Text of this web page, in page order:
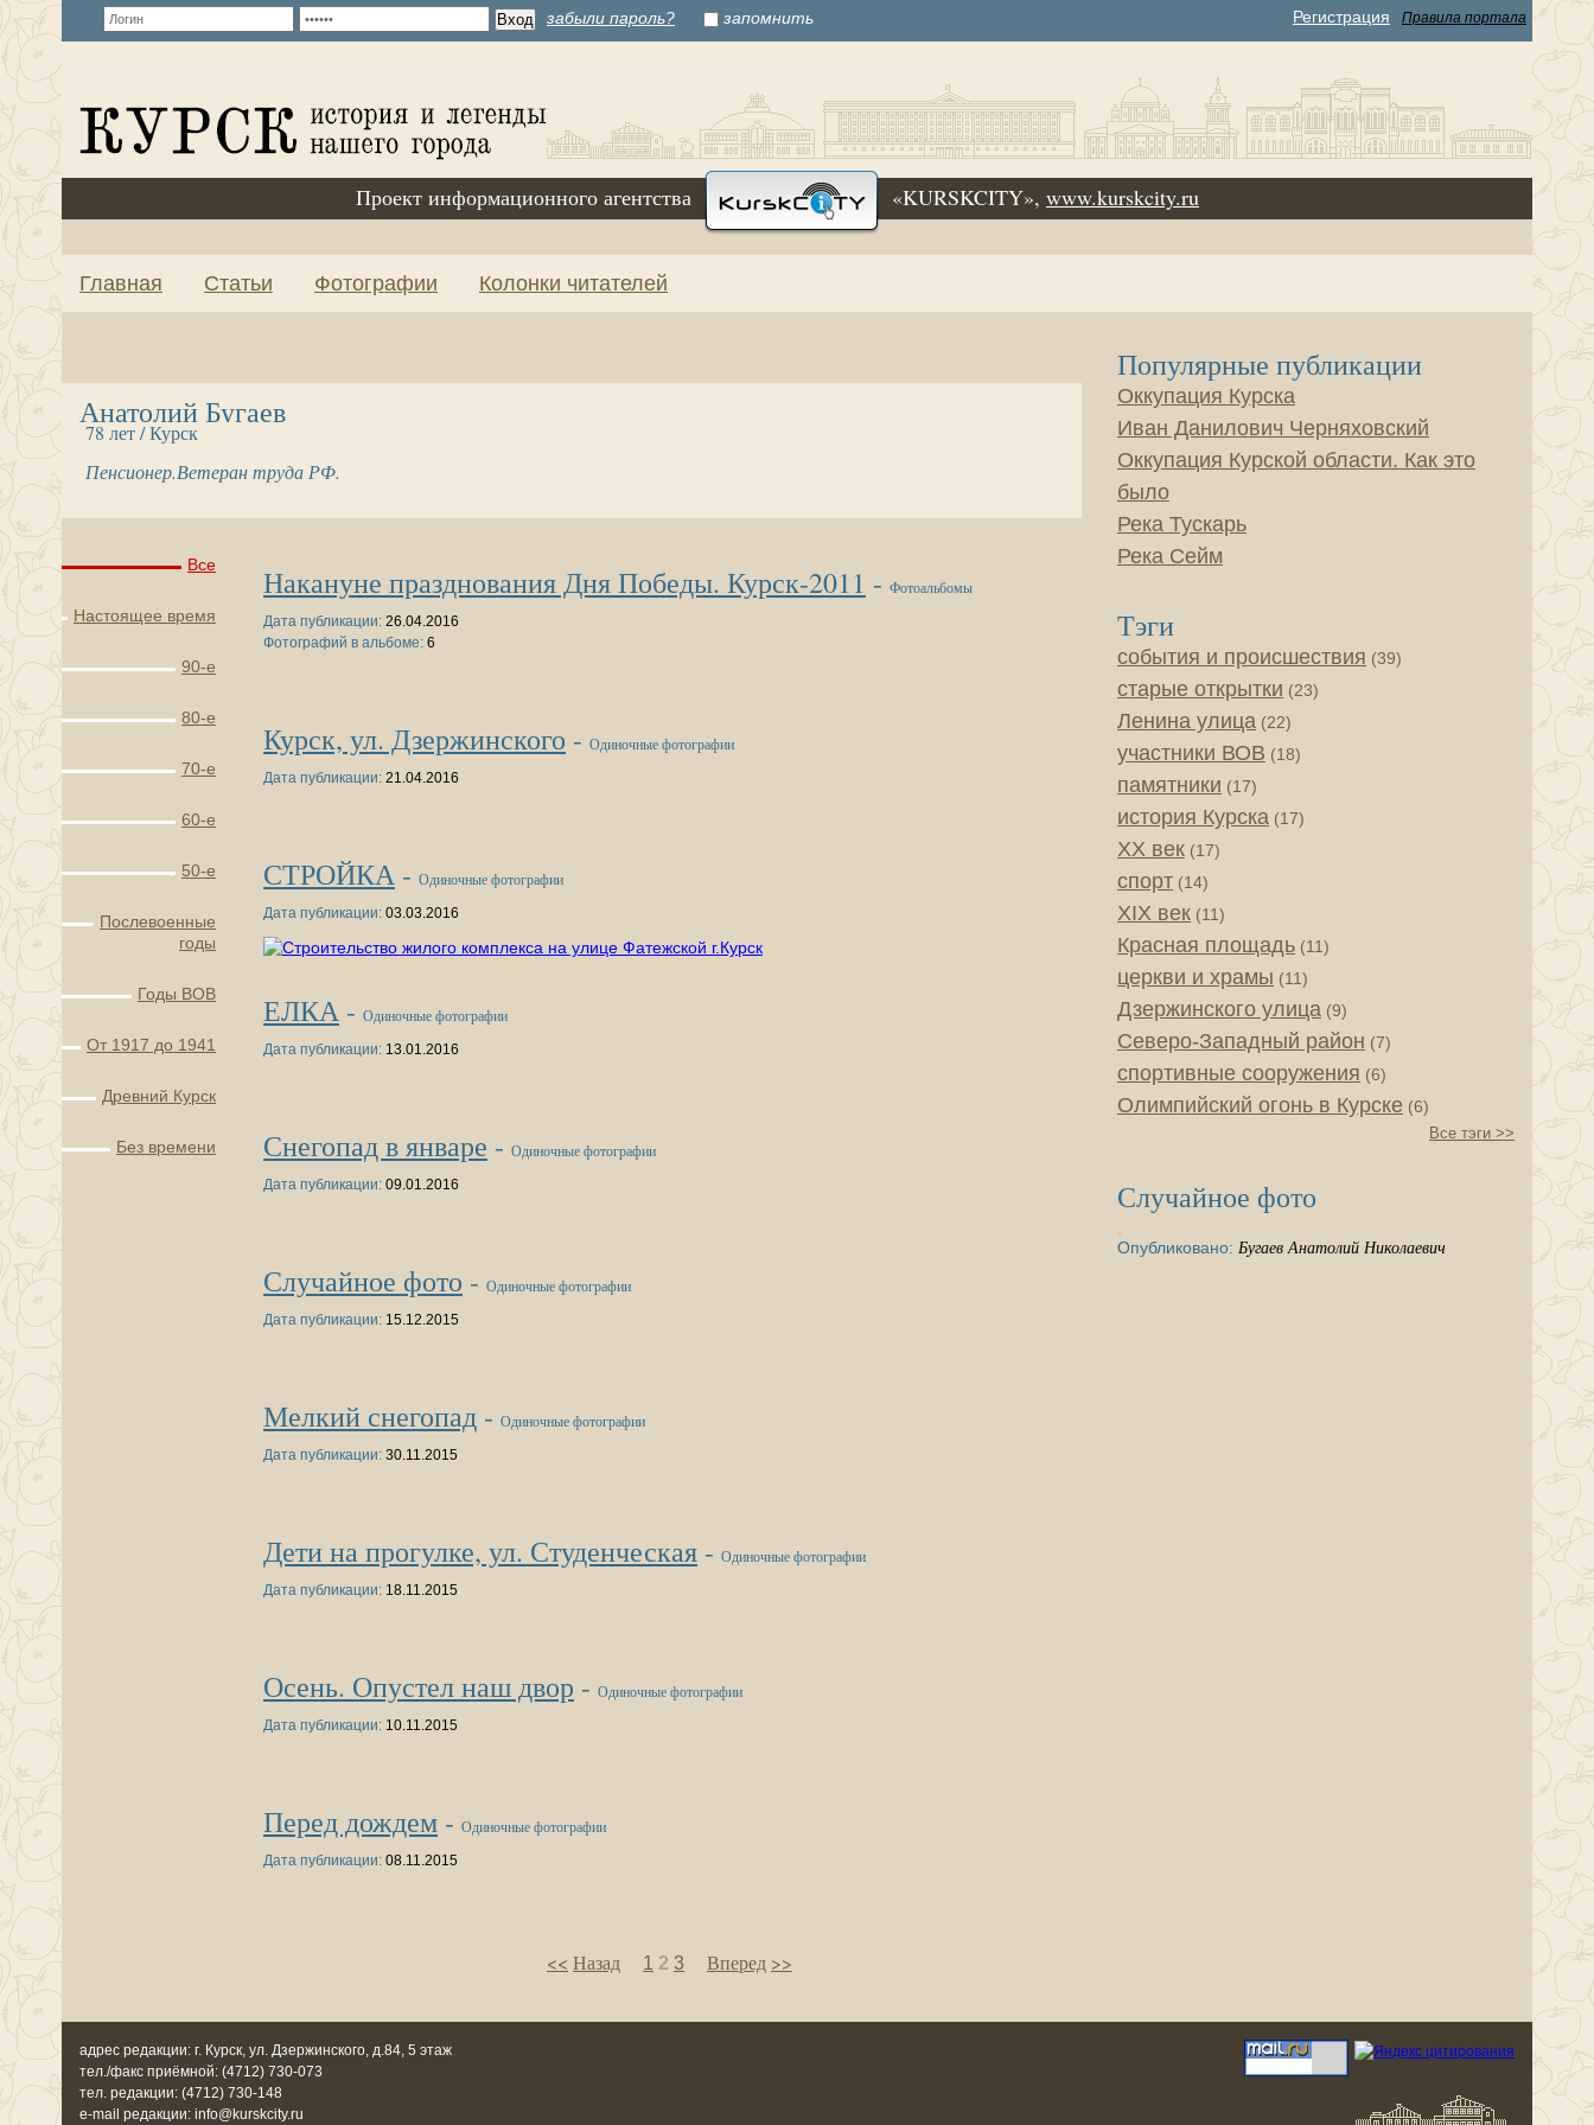
забыли пароль? запомнить Регистрация Правила портала
Проект информационного агентства «KURSKCITY», www.kurskcity.ru
Главная Статьи Фотографии Колонки читателей
Анатолий Бугаев
78 лет / Курск
Пенсионер.Ветеран труда РФ.
Все
Настоящее время
90-е
80-е
70-е
60-е
50-е
Послевоенные
годы
Годы ВОВ
От 1917 до 1941
Древний Курск
Без времени
Накануне празднования Дня Победы. Курск-2011 - Фотоальбомы
Дата публикации: 26.04.2016
Фотографий в альбоме: 6
Курск, ул. Дзержинского - Одиночные фотографии
Дата публикации: 21.04.2016
СТРОЙКА - Одиночные фотографии
Дата публикации: 03.03.2016
ЕЛКА - Одиночные фотографии
Дата публикации: 13.01.2016
Снегопад в январе - Одиночные фотографии
Дата публикации: 09.01.2016
Случайное фото - Одиночные фотографии
Дата публикации: 15.12.2015
Мелкий снегопад - Одиночные фотографии
Дата публикации: 30.11.2015
Дети на прогулке, ул. Студенческая - Одиночные фотографии
Дата публикации: 18.11.2015
Осень. Опустел наш двор - Одиночные фотографии
Дата публикации: 10.11.2015
Перед дождем - Одиночные фотографии
Дата публикации: 08.11.2015
<< Назад 1 2 3 Вперед >>
Популярные публикации
Оккупация Курска
Иван Данилович Черняховский
Оккупация Курской области. Как это
было
Река Тускарь
Река Сейм
Тэги
события и происшествия (39)
старые открытки (23)
Ленина улица (22)
участники ВОВ (18)
памятники (17)
история Курска (17)
XX век (17)
спорт (14)
XIX век (11)
Красная площадь (11)
церкви и храмы (11)
Дзержинского улица (9)
Северо-Западный район (7)
спортивные сооружения (6)
Олимпийский огонь в Курске (6)
Все тэги >>
Случайное фото
Опубликовано: Бугаев Анатолий Николаевич
адрес редакции: г. Курск, ул. Дзержинского, д.84, 5 этаж
тел./факс приёмной: (4712) 730-073
тел. редакции: (4712) 730-148
e-mail редакции: info@kurskcity.ru